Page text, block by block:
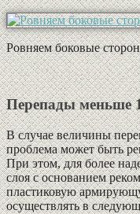
Ровняем боковые
Перепады меньше
В случае величины
проблема может быть
При этом, для более
слоя с основанием
пластиковую
осуществлять в